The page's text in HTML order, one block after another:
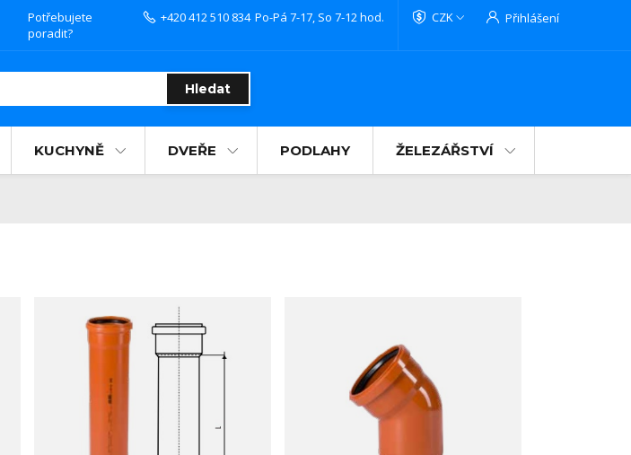
CZK Přihlášení
Hledat
Potřebujete
poradit?
+420 412 510 834 Po-Pá 7-17, So 7-12 hod.
KUCHYNĚ DVEŘE PODLAHY ŽELEZÁŘSTVÍ